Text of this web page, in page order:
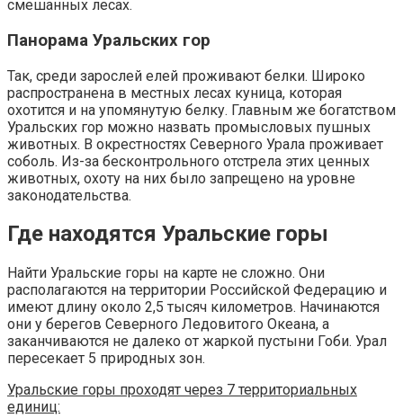
смешанных лесах.
Панорама Уральских гор
Так, среди зарослей елей проживают белки. Широко
распространена в местных лесах куница, которая
охотится и на упомянутую белку. Главным же богатством
Уральских гор можно назвать промысловых пушных
животных. В окрестностях Северного Урала проживает
соболь. Из-за бесконтрольного отстрела этих ценных
животных, охоту на них было запрещено на уровне
законодательства.
Где находятся Уральские горы
Найти Уральские горы на карте не сложно. Они
располагаются на территории Российской Федерацию и
имеют длину около 2,5 тысяч километров. Начинаются
они у берегов Северного Ледовитого Океана, а
заканчиваются не далеко от жаркой пустыни Гоби. Урал
пересекает 5 природных зон.
Уральские горы проходят через 7 территориальных
единиц: